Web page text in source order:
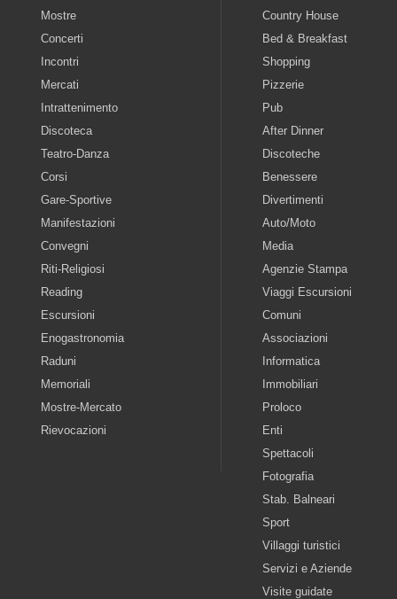
Mostre
Concerti
Incontri
Mercati
Intrattenimento
Discoteca
Teatro-Danza
Corsi
Gare-Sportive
Manifestazioni
Convegni
Riti-Religiosi
Reading
Escursioni
Enogastronomia
Raduni
Memoriali
Mostre-Mercato
Rievocazioni
Country House
Bed & Breakfast
Shopping
Pizzerie
Pub
After Dinner
Discoteche
Benessere
Divertimenti
Auto/Moto
Media
Agenzie Stampa
Viaggi Escursioni
Comuni
Associazioni
Informatica
Immobiliari
Proloco
Enti
Spettacoli
Fotografia
Stab. Balneari
Sport
Villaggi turistici
Servizi e Aziende
Visite guidate